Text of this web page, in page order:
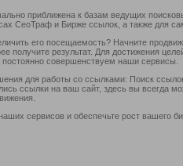
приближена к базам ведущих
СеоТраф и Бирже ссылок, а также для
его посещаемость? Начните
получите результат. Для достижения
совершенствуем наши сервисы.
для работы со ссылками: Поиск
ссылки на ваш сайт, здесь вы всегда
сервисов и обеспечьте рост вашего